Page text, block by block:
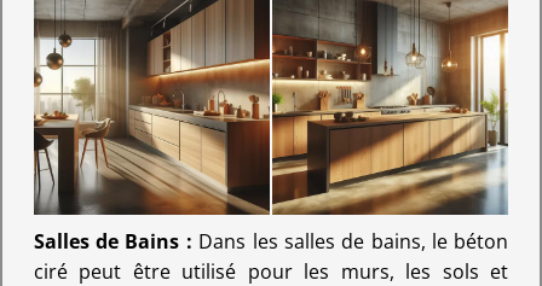
Salles de Bains : Dans les salles de bains, le béton
ciré peut être utilisé pour les murs, les sols et